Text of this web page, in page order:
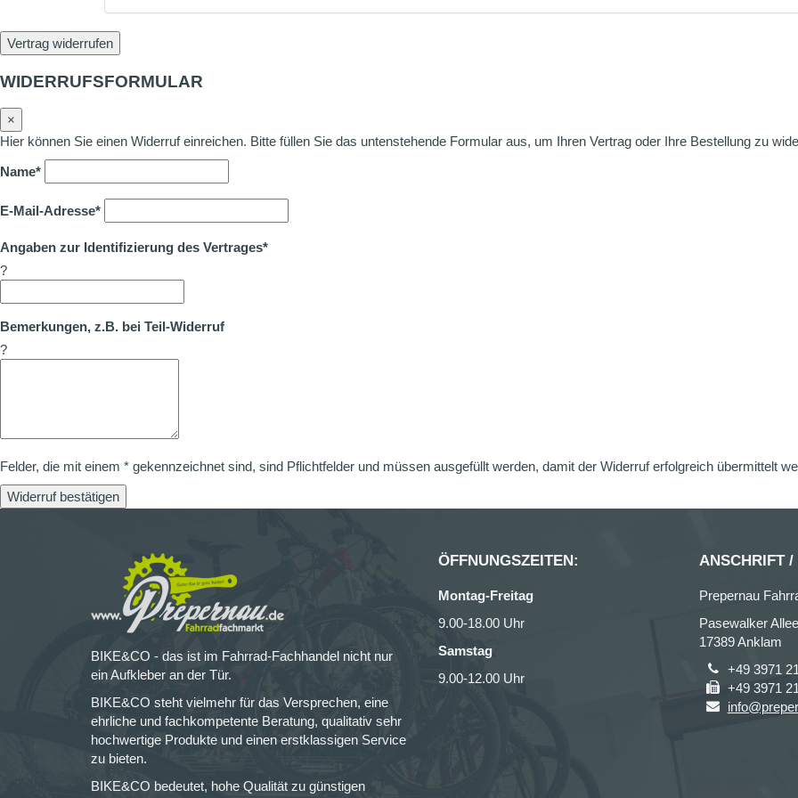
Vertrag widerrufen
WIDERRUFSFORMULAR
×
Hier können Sie einen Widerruf einreichen. Bitte füllen Sie das untenstehende Formular aus, um Ihren Vertrag oder Ihre Bestellung zu
Name*
E-Mail-Adresse*
Angaben zur Identifizierung des Vertrages*
?
Bemerkungen, z.B. bei Teil-Widerruf
?
Felder, die mit einem * gekennzeichnet sind, sind Pflichtfelder und müssen ausgefüllt werden, damit der Widerruf erfolgreich übermittelt
Widerruf bestätigen
BIKE&CO - das ist im Fahrrad-Fachhandel nicht nur
ein Aufkleber an der Tür.
BIKE&CO steht vielmehr für das Versprechen, eine
ehrliche und fachkompetente Beratung, qualitativ sehr
hochwertige Produkte und einen erstklassigen Service
zu bieten.
BIKE&CO bedeutet, hohe Qualität zu günstigen
ÖFFNUNGSZEITEN:
Montag-Freitag
9.00-18.00 Uhr
Samstag
9.00-12.00 Uhr
ANSCHRIFT /
Prepernau
Pasewalker
17389 Anklam
+49 3971
+49 3971